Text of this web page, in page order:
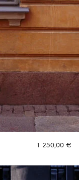
1 250,00 €